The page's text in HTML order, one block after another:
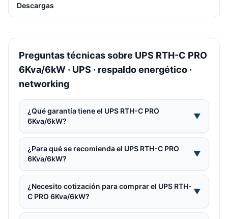
Descargas
Preguntas técnicas sobre UPS RTH-C PRO
6Kva/6kW · UPS · respaldo energético ·
networking
¿Qué garantía tiene el UPS RTH-C PRO
6Kva/6kW?
▼
¿Para qué se recomienda el UPS RTH-C PRO
6Kva/6kW?
▼
¿Necesito cotización para comprar el UPS RTH-
C PRO 6Kva/6kW?
▼